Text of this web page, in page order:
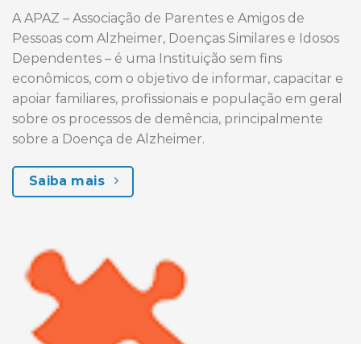
A APAZ – Associação de Parentes e Amigos de
Pessoas com Alzheimer, Doenças Similares e Idosos
Dependentes – é uma Instituição sem fins
econômicos, com o objetivo de informar, capacitar e
apoiar familiares, profissionais e população em geral
sobre os processos de demência, principalmente
sobre a Doença de Alzheimer.
Saiba mais